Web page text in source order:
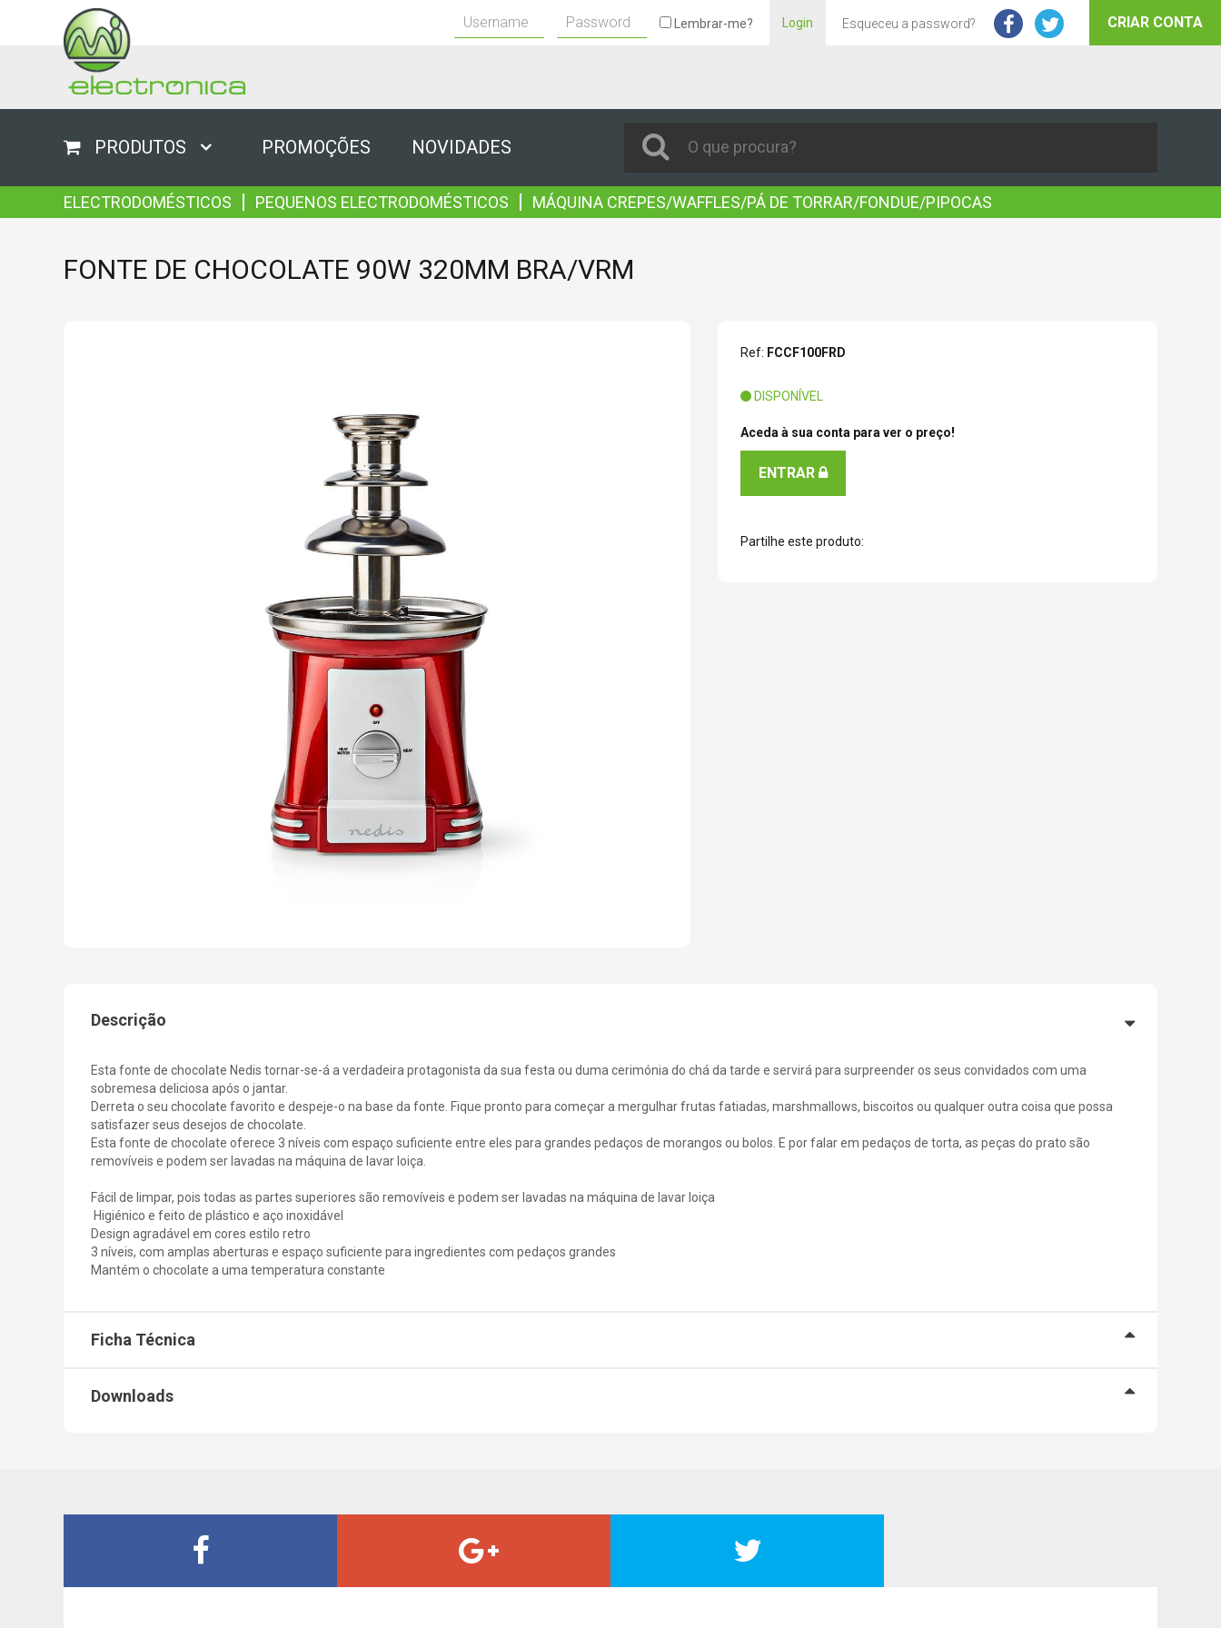
CRIAR CONTA
Lembrar-me? Login Esqueceu a password?
PRODUTOS PROMOÇÕES NOVIDADES
ELECTRODOMÉSTICOS | PEQUENOS ELECTRODOMÉSTICOS | MÁQUINA CREPES/WAFFLES/PÁ DE TORRAR/FONDUE/PIPOCAS
FONTE DE CHOCOLATE 90W 320MM BRA/VRM
Ref: FCCF100FRD
DISPONÍVEL
Aceda à sua conta para ver o preço!
ENTRAR
Partilhe este produto:
Descrição
Esta fonte de chocolate Nedis tornar-se-á a verdadeira protagonista da sua festa ou duma cerimónia do chá da tarde e servirá para surpreender os seus convidados com uma
sobremesa deliciosa após o jantar.
Derreta o seu chocolate favorito e despeje-o na base da fonte. Fique pronto para começar a mergulhar frutas fatiadas, marshmallows, biscoitos ou qualquer outra coisa que possa
satisfazer seus desejos de chocolate.
Esta fonte de chocolate oferece 3 níveis com espaço suficiente entre eles para grandes pedaços de morangos ou bolos. E por falar em pedaços de torta, as peças do prato são
removíveis e podem ser lavadas na máquina de lavar loiça.
Fácil de limpar, pois todas as partes superiores são removíveis e podem ser lavadas na máquina de lavar loiça
Higiénico e feito de plástico e aço inoxidável
Design agradável em cores estilo retro
3 níveis, com amplas aberturas e espaço suficiente para ingredientes com pedaços grandes
Mantém o chocolate a uma temperatura constante
Ficha Técnica
Downloads